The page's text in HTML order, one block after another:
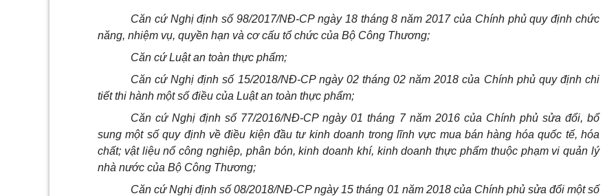
Căn cứ Nghị định số 98/2017/NĐ-CP ngày 18 tháng 8 năm 2017 của Chính phủ quyđịnh chức
năng, nhiệm vụ, quyền hạn và cơ cấu tổ chức của Bộ Công Thương;
Căn cứ Luật an toàn thực phẩm;
Căn cứ Nghị định số 15/2018/NĐ-CP ngày 02 tháng 02 năm 2018 của Chính phủ quy định chi
tiết thi hành một số điều của Luật an toàn thực phẩm;
Căn cứNghị định số 77/2016/NĐ-CP ngày 01 tháng 7 năm 2016 của Chính phủ sửa đổi, bổ
sung một số quy định về điều kiện đầu tư kinh doanh trong lĩnh vực mua bán hàng hóa quốc tế, hóa
chất; vật liệu nổ công nghiệp, phân bón, kinh doanh khí, kinh doanh thực phẩm thuộc phạm vi quản lý
nhà nước của Bộ Công Thương;
Căn cứ Nghị định số 08/2018/NĐ-CP ngày 15 tháng 01 năm 2018 của Chính phủ sửa đổi một số